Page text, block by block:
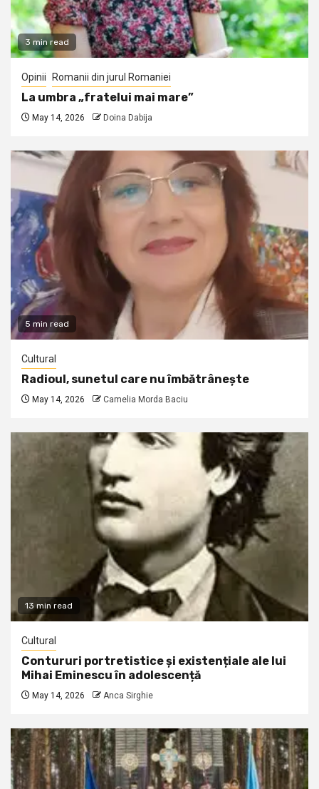
3 min read
Opinii Romanii din jurul Romaniei
La umbra „fratelui mai mare”
May 14, 2026 Doina Dabija
5 min read
Cultural
Radioul, sunetul care nu îmbătrânește
May 14, 2026 Camelia Morda Baciu
13 min read
Cultural
Contururi portretistice și existențiale ale lui
Mihai Eminescu în adolescență
May 14, 2026 Anca Sirghie